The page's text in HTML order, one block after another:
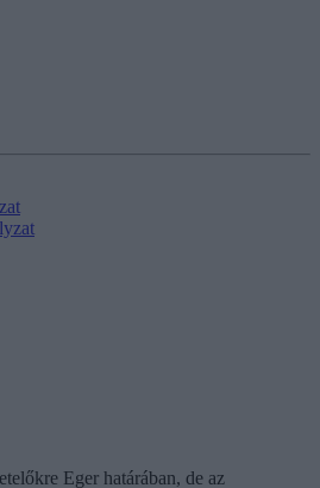
Eger határában, de az